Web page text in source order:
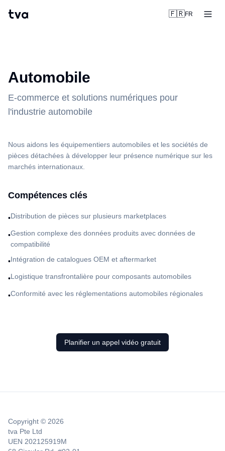
tva 🇫🇷FR
Automobile
E-commerce et solutions numériques pour
l'industrie automobile
Nous aidons les équipementiers automobiles et les sociétés de
pièces détachées à développer leur présence numérique sur les
marchés internationaux.
Compétences clés
•Distribution de pièces sur plusieurs marketplaces
•Gestion complexe des données produits avec données de
compatibilité
•Intégration de catalogues OEM et aftermarket
•Logistique transfrontalière pour composants automobiles
•Conformité avec les réglementations automobiles régionales
Planifier un appel vidéo gratuit
Copyright © 2026
tva Pte Ltd
UEN 202125919M